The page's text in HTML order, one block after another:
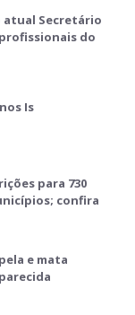
atual Secretário
do
Is
para 730
confira
e mata